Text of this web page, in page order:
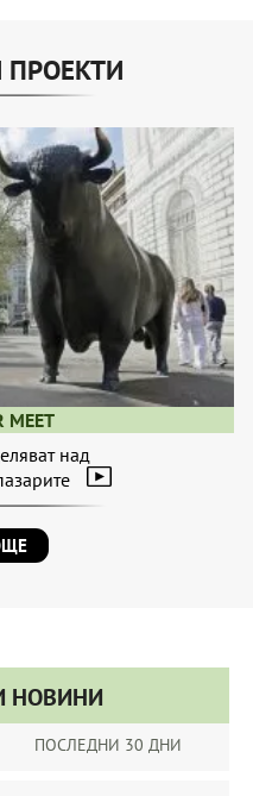
MEET
над
НОВИНИ
ПОСЛЕДНИ 30 ДНИ